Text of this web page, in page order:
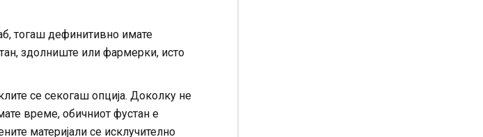
тогаш дефинитивно имате
здолниште или фармерки, исто
се секогаш опција. Доколку не
време, обичниот фустан е
материјали се исклучително